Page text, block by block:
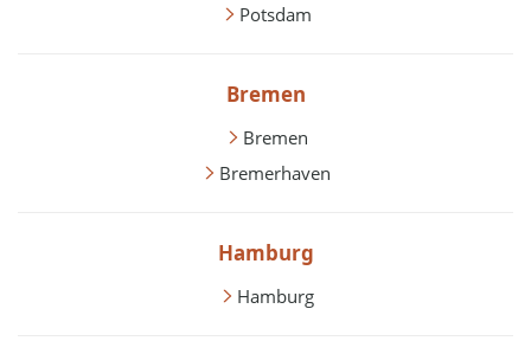
Potsdam
Bremen
Bremen
Bremerhaven
Hamburg
Hamburg